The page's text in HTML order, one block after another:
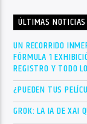
ÚLTIMAS NOTICIAS
UN RECORRIDO
FÓRMULA 1
REGISTRO Y TODO
¿PUEDEN TUS
GROK: LA IA DE XAI